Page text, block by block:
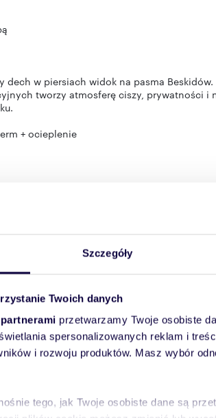
Szczegóły
Twoich danych
przetwarzamy Twoje osobiste
spersonalizowanych reklam i
i rozwoju produktów. Masz wybór
tego, jak Twoje osobiste dane są
w piersiach widok na pasma Beskidów.
tworzy atmosferę ciszy, prywatności i
+ ocieplenie
Klienta.
zapraszam serdecznie do
całego procesu transakcyjnego, w
prowizyjne
oferty handlowej w rozumieniu art. 66